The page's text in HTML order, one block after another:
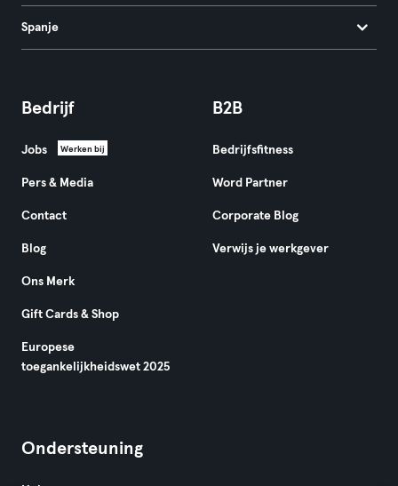
Spanje
Bedrijf
Jobs Werken bij
Pers & Media
Contact
Blog
Ons Merk
Gift Cards & Shop
Europese
toegankelijkheidswet 2025
B2B
Bedrijfsfitness
Word Partner
Corporate Blog
Verwijs je werkgever
Ondersteuning